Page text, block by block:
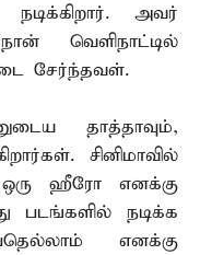
அவர்
வெளிநாட்டில்
சேர்ந்தவள்.
தாத்தாவும்,
சினிமாவில்
ஒரு ஹீரோ எனக்கு
படங்களில் நடிக்க
எனக்கு